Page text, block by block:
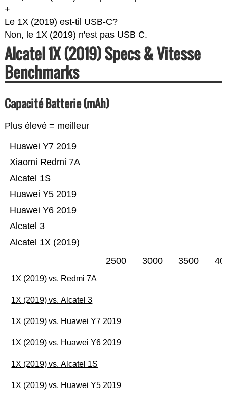
+
Le 1X (2019) est-til USB-C?
Non, le 1X (2019) n'est pas USB C.
Alcatel 1X (2019) Specs & Vitesse
Benchmarks
Capacité Batterie (mAh)
Plus élevé = meilleur
Alcatel 1X (2019)
Alcatel 3
Huawei Y6 2019
Huawei Y5 2019
Alcatel 1S
Xiaomi Redmi 7A
Huawei Y7 2019
2500 3000 3500
1X (2019) vs. Redmi 7A
1X (2019) vs. Alcatel 3
1X (2019) vs. Huawei Y7 2019
1X (2019) vs. Huawei Y6 2019
1X (2019) vs. Alcatel 1S
1X (2019) vs. Huawei Y5 2019